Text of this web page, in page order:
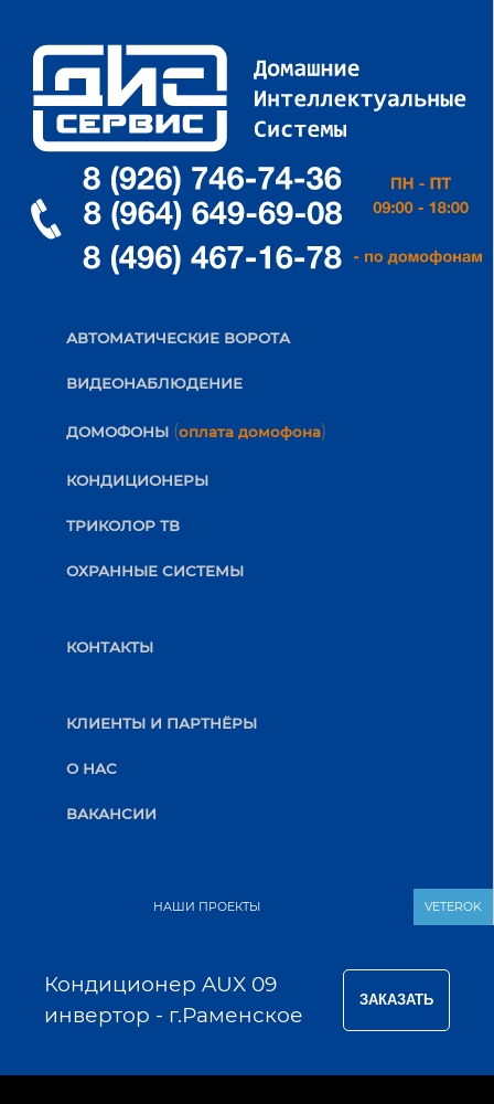
Кондиционер AUX 09
инвертор - г.Раменское
АВТОМАТИЧЕСКИЕ ВОРОТА
ВИДЕОНАБЛЮДЕНИЕ
ДОМОФОНЫ (оплата домофона)
КОНДИЦИОНЕРЫ
ТРИКОЛОР ТВ
ОХРАННЫЕ СИСТЕМЫ
КОНТАКТЫ
КЛИЕНТЫ И ПАРТНЁРЫ
О НАС
ВАКАНСИИ
НАШИ ПРОЕКТЫ VETEROK